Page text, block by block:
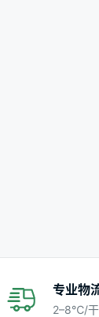
专业物
2–8℃/干